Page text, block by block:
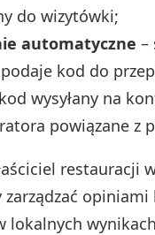
do wizytówki;
automatyczne –
kod do
wysyłany na
powiązane z
restauracji
zarządzać
lokalnych wynikach